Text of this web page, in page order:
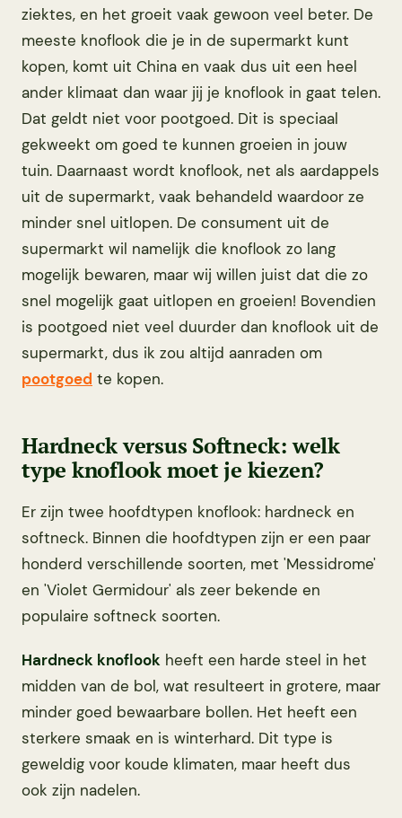
ziektes, en het groeit vaak gewoon veel beter. De
meeste knoflook die je in de supermarkt kunt
kopen, komt uit China en vaak dus uit een heel
ander klimaat dan waar jij je knoflook in gaat telen.
Dat geldt niet voor pootgoed. Dit is speciaal
gekweekt om goed te kunnen groeien in jouw
tuin. Daarnaast wordt knoflook, net als aardappels
uit de supermarkt, vaak behandeld waardoor ze
minder snel uitlopen. De consument uit de
supermarkt wil namelijk die knoflook zo lang
mogelijk bewaren, maar wij willen juist dat die zo
snel mogelijk gaat uitlopen en groeien! Bovendien
is pootgoed niet veel duurder dan knoflook uit de
supermarkt, dus ik zou altijd aanraden om
pootgoed te kopen.
Hardneck versus Softneck: welk
type knoflook moet je kiezen?
Er zijn twee hoofdtypen knoflook: hardneck en
softneck. Binnen die hoofdtypen zijn er een paar
honderd verschillende soorten, met 'Messidrome'
en 'Violet Germidour' als zeer bekende en
populaire softneck soorten.
Hardneck knoflook heeft een harde steel in het
midden van de bol, wat resulteert in grotere, maar
minder goed bewaarbare bollen. Het heeft een
sterkere smaak en is winterhard. Dit type is
geweldig voor koude klimaten, maar heeft dus
ook zijn nadelen.